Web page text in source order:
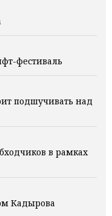
фестиваль
подшучивать над
в рамках
Кадырова